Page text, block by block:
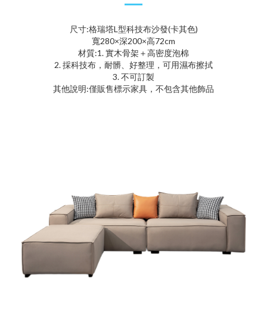
尺寸:格瑞塔L型科技布沙發(卡其色)
寬280×深200×高72cm
材質:1. 實木骨架＋高密度泡棉
2. 採科技布，耐髒、好整理，可用濕布擦拭
3. 不可訂製
其他說明:僅販售標示家具，不包含其他飾品